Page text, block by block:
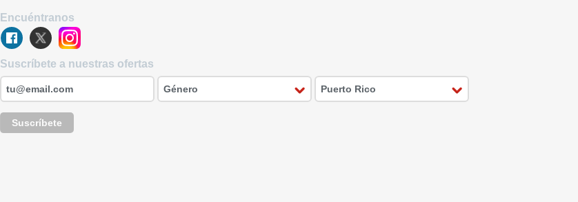
Encuéntranos
Suscríbete a nuestras ofertas
Suscríbete